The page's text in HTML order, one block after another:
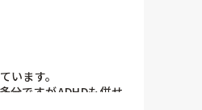
るようになっていまし
よりますが、落ち着い
任せしてしっかりその
と思います。
をかけていただけるので
います。
分ですがADHDも併せ